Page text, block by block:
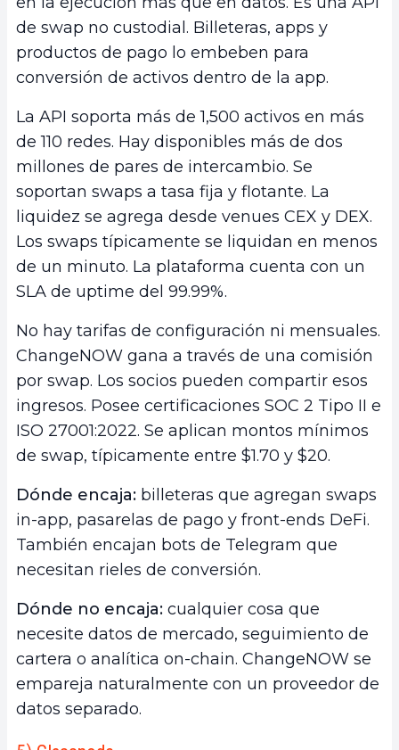
de swap no custodial. Billeteras, apps y
productos de pago lo embeben para
conversión de activos dentro de la app.
La API soporta más de 1,500 activos en más
de 110 redes. Hay disponibles más de dos
millones de pares de intercambio. Se
soportan swaps a tasa fija y flotante. La
liquidez se agrega desde venues CEX y DEX.
Los swaps típicamente se liquidan en menos
de un minuto. La plataforma cuenta con un
SLA de uptime del 99.99%.
No hay tarifas de configuración ni mensuales.
ChangeNOW gana a través de una comisión
por swap. Los socios pueden compartir esos
ingresos. Posee certificaciones SOC 2 Tipo II e
ISO 27001:2022. Se aplican montos mínimos
de swap, típicamente entre $1.70 y $20.
Dónde encaja: billeteras que agregan swaps
in-app, pasarelas de pago y front-ends DeFi.
También encajan bots de Telegram que
necesitan rieles de conversión.
Dónde no encaja: cualquier cosa que
necesite datos de mercado, seguimiento de
cartera o analítica on-chain. ChangeNOW se
empareja naturalmente con un proveedor de
datos separado.